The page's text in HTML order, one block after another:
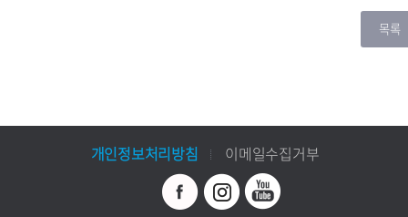
개인정보처리방침 이메일수집거부